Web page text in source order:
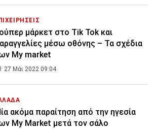
μάρκετ στο Tik Tok και
μέσω οθόνης – Τα σχέδια
Μy market
27 Μάι 2022 09:04
ακόμα παραίτηση από την ηγεσία
My Market μετά τον σάλο